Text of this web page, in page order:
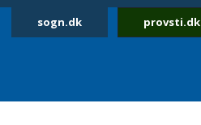
sogn.dk provsti.dk